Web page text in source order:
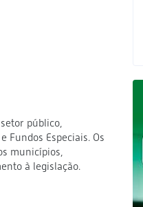
público,
Fundos Especiais. Os
municípios,
à legislação.